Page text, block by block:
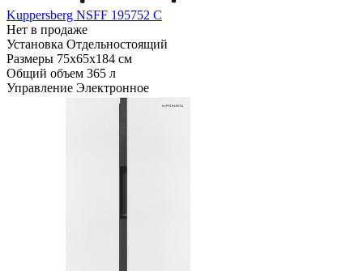
Kuppersberg NSFF 195752 C
Нет в продаже
Установка Отдельностоящий
Размеры 75x65x184 см
Общий объем 365 л
Управление Электронное